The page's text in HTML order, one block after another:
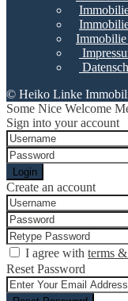
© Heiko Linke
Some Nice Welcome
Sign into your account
Login
Create an account
I agree with terms
Reset Password